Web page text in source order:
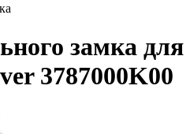
замка для
3787000K00